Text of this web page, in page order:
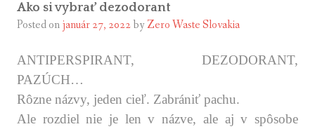
Ako si vybrať dezodorant
Posted onjanuár 27, 2022by Zero Waste Slovakia
ANTIPERSPIRANT, DEZODORANT,
PAZÚCH…
Rôzne názvy, jeden cieľ. Zabrániť pachu.
Ale rozdiel nie je len v názve, ale aj v spôsobe